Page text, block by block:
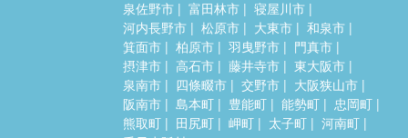
泉佐野市
富田林市
寝屋川市
河内長野市
松原市 大東市
和泉市
箕面市
柏原市 羽曳野市
門真市
摂津市
高石市 藤井寺市
東大阪市
泉南市
四條畷市 交野市
大阪狭山市
阪南市
島本町 豊能町 能勢町
忠岡町
熊取町
田尻町 岬町 太子町
河南町